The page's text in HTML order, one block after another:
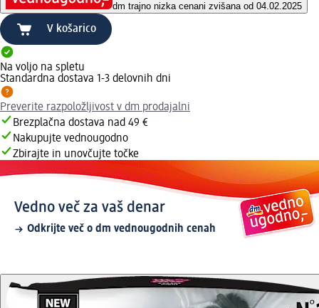
dm trajno nizka cenani zvišana od 04.02.2025
V košarico
Na voljo na spletu
Standardna dostava 1-3 delovnih dni
Preverite razpoložljivost v dm prodajalni
Brezplačna dostava nad 49 €
Nakupujte vednougodno
Zbirajte in unovčujte točke
Vedno več za vaš denar
Odkrijte več o dm vednougodnih cenah